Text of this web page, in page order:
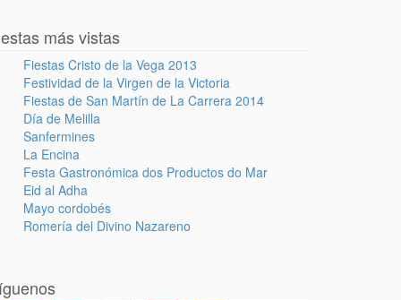
más vistas
Fiestas Cristo de la Vega 2013
Festividad de la Virgen de la Victoria
Fiestas de San Martín de La Carrera 2014
Día de Melilla
Sanfermines
La Encina
Festa Gastronómica dos Productos do Mar
Eid al Adha
Mayo cordobés
Romería del Divino Nazareno